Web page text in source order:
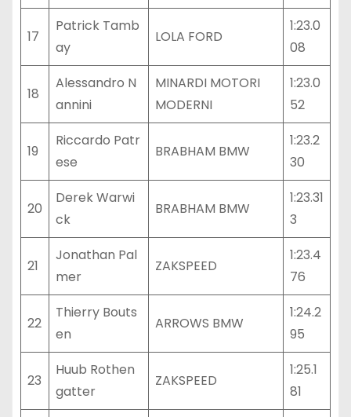
17
Patrick Tamb
ay
LOLA FORD
1:23.0
08
18
Alessandro N
annini
MINARDI MOTORI
MODERNI
1:23.0
52
19
Riccardo Patr
ese
BRABHAM BMW
1:23.2
30
20
Derek Warwi
ck
BRABHAM BMW
1:23.31
3
21
Jonathan Pal
mer
ZAKSPEED
1:23.4
76
22
Thierry Bouts
en
ARROWS BMW
1:24.2
95
23
Huub Rothen
gatter
ZAKSPEED
1:25.1
81